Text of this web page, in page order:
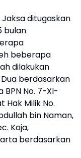
ditugaskan
bulan
beberapa
dilakukan
berdasarkan
No. 7-XI-
Hak Milik No.
bin Naman,
Koja,
berdasarkan